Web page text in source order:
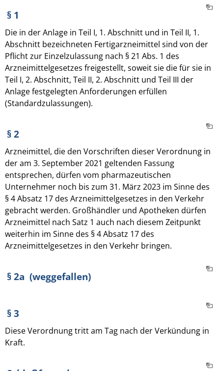
§ 1
Die in der Anlage in Teil I, 1. Abschnitt und in Teil II, 1.
Abschnitt bezeichneten Fertigarzneimittel sind von der
Pflicht zur Einzelzulassung nach § 21 Abs. 1 des
Arzneimittelgesetzes freigestellt, soweit sie die für sie in
Teil I, 2. Abschnitt, Teil II, 2. Abschnitt und Teil III der
Anlage festgelegten Anforderungen erfüllen
(Standardzulassungen).
§ 2
Arzneimittel, die den Vorschriften dieser Verordnung in
der am 3. September 2021 geltenden Fassung
entsprechen, dürfen vom pharmazeutischen
Unternehmer noch bis zum 31. März 2023 im Sinne des
§ 4 Absatz 17 des Arzneimittelgesetzes in den Verkehr
gebracht werden. Großhändler und Apotheken dürfen
Arzneimittel nach Satz 1 auch nach diesem Zeitpunkt
weiterhin im Sinne des § 4 Absatz 17 des
Arzneimittelgesetzes in den Verkehr bringen.
§ 2a (weggefallen)
§ 3
Diese Verordnung tritt am Tag nach der Verkündung in
Kraft.